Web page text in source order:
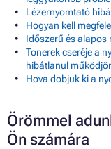
Lézernyomtató
Hogyan kell
Időszerű és alapos
Tonerek cseréje a
hibátlanul
Hova dobjuk ki a
Örömmel
Ön számára